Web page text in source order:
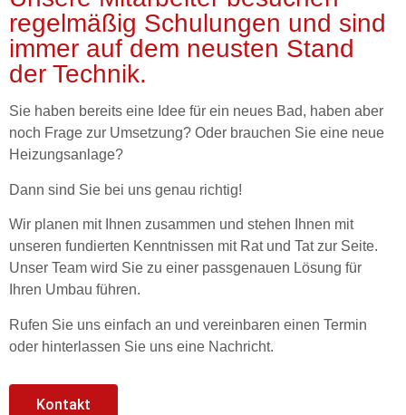
regelmäßig Schulungen und sind
immer auf dem neusten Stand
der Technik.
Sie haben bereits eine Idee für ein neues Bad, haben aber
noch Frage zur Umsetzung? Oder brauchen Sie eine neue
Heizungsanlage?
Dann sind Sie bei uns genau richtig!
Wir planen mit Ihnen zusammen und stehen Ihnen mit
unseren fundierten Kenntnissen mit Rat und Tat zur Seite.
Unser Team wird Sie zu einer passgenauen Lösung für
Ihren Umbau führen.
Rufen Sie uns einfach an und vereinbaren einen Termin
oder hinterlassen Sie uns eine Nachricht.
Kontakt